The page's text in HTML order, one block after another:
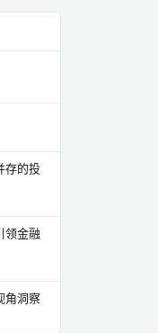
存的投
领金融
角洞察